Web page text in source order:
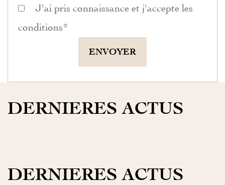
J'ai pris connaissance et j'accepte les
conditions *
ENVOYER
DERNIERES ACTUS
DERNIERES ACTUS